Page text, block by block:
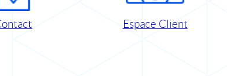
Espace Client